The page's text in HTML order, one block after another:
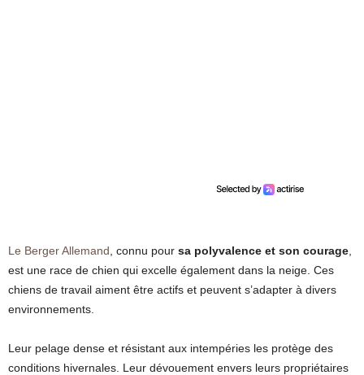
Le Berger Allemand, connu pour sa polyvalence et son courage,
est une race de chien qui excelle également dans la neige. Ces
chiens de travail aiment être actifs et peuvent s’adapter à divers
environnements.
Leur pelage dense et résistant aux intempéries les protège des
conditions hivernales. Leur dévouement envers leurs propriétaires